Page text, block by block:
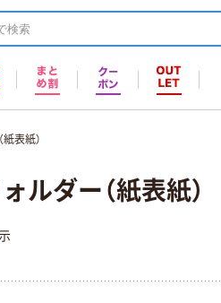
表紙）
ルダー（紙表紙）